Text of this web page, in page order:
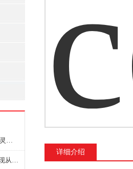
国标DTMB信号发生器核心优势：灵活性与准确性的结合
模拟信号发生器TG39BX是如何实现从直流到交流的波形转换?
详细介绍